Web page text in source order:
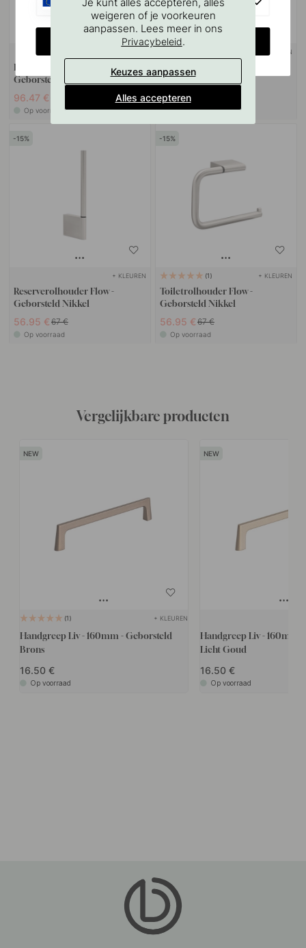
Handdoekhouder Flow -
Geborsteld Nikkel
96.47 €
Op voorraad
+ KLEUREN
Nikkel
19.50 €
Op voorraad
15
+ KLEUREN
Reserverolhouder Flow -
Geborsteld Nikkel
56.95 € 67 €
Op voorraad
15
1 + KLEUREN
Toiletrolhouder Flow -
Geborsteld Nikkel
56.95 € 67 €
Op voorraad
Vergelijkbare producten
1 + KLEUREN
Handgreep Liv - 160mm - Geborsteld
Brons
16.50
Op voorraad
Handgreep Liv - 160mm
Licht Goud
16.50
Op voorraad
weigeren of je voorkeuren
aanpassen. Lees meer in ons
Privacybeleid.
Keuzes aanpassen
Alles accepteren
CHANGE COUNTRY